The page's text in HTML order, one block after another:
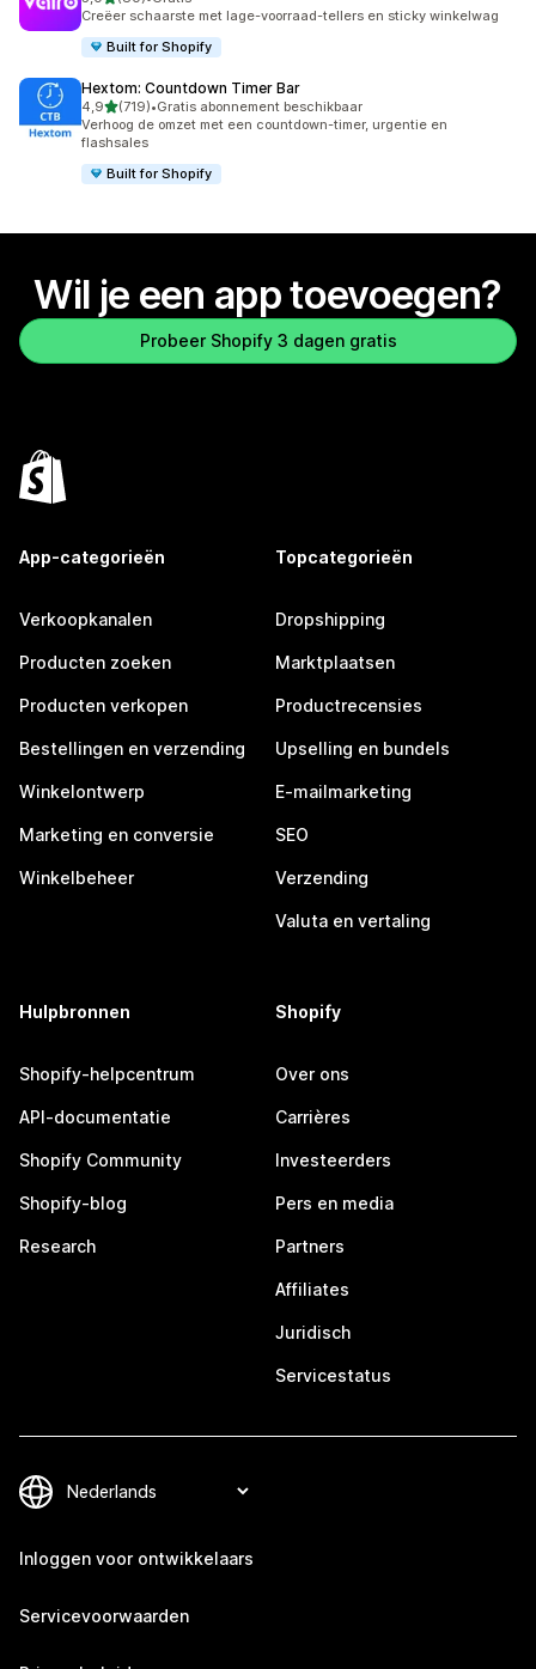
80 recensies in totaal
Creëer schaarste met lage-voorraad-tellers en sticky winkelwag
Built for Shopify
Hextom: Countdown Timer Bar
4,9van 5 sterren
(719)
719 recensies in totaal
•Gratis abonnement beschikbaar
Verhoog de omzet met een countdown-timer, urgentie en
flashsales
Built for Shopify
Wil je een app toevoegen?
Probeer Shopify 3 dagen gratis
App-categorieën
Verkoopkanalen
Producten zoeken
Producten verkopen
Bestellingen en verzending
Winkelontwerp
Marketing en conversie
Winkelbeheer
Topcategorieën
Dropshipping
Marktplaatsen
Productrecensies
Upselling en bundels
E-mailmarketing
SEO
Verzending
Valuta en vertaling
Hulpbronnen
Shopify-helpcentrum
API-documentatie
Shopify Community
Shopify-blog
Research
Shopify
Over ons
Carrières
Investeerders
Pers en media
Partners
Affiliates
Juridisch
Servicestatus
Inloggen voor ontwikkelaars
Servicevoorwaarden